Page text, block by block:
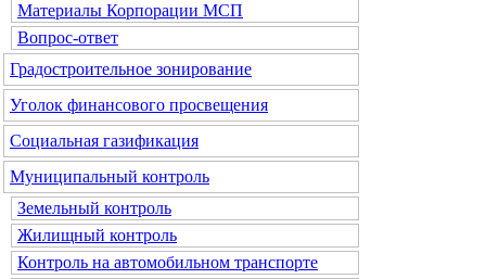
Материалы Корпорации МСП
Вопрос-ответ
Градостроительное зонирование
Уголок финансового просвещения
Социальная газификация
Муниципальный контроль
Земельный контроль
Жилищный контроль
Контроль на автомобильном транспорте